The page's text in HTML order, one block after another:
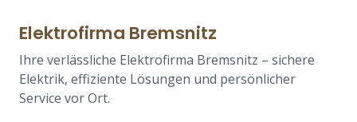
Elektrofirma Bremsnitz
Ihre verlässliche Elektrofirma Bremsnitz – sichere
Elektrik, effiziente Lösungen und persönlicher
Service vor Ort.